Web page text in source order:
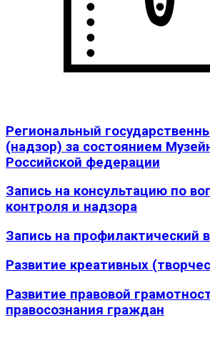
Региональный
(надзор) за состоянием
Российской федерации
Запись на консультацию по
контроля и надзора
Запись на профилактический
Развитие креативных
Развитие правовой
правосознания граждан